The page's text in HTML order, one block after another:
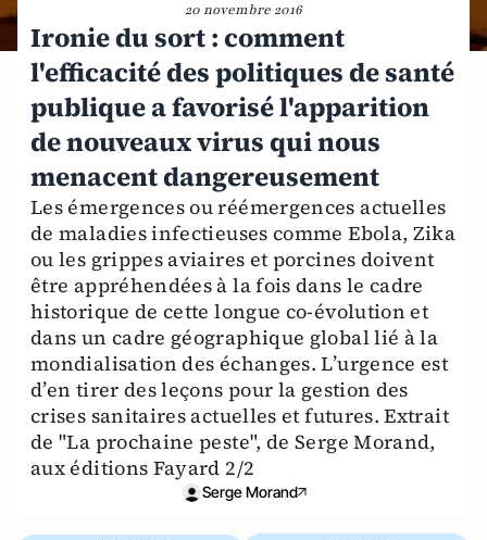
20 novembre 2016
Ironie du sort : comment
l'efficacité des politiques de santé
publique a favorisé l'apparition
de nouveaux virus qui nous
menacent dangereusement
Les émergences ou réémergences actuelles
de maladies infectieuses comme Ebola, Zika
ou les grippes aviaires et porcines doivent
être appréhendées à la fois dans le cadre
historique de cette longue co-évolution et
dans un cadre géographique global lié à la
mondialisation des échanges. L’urgence est
d’en tirer des leçons pour la gestion des
crises sanitaires actuelles et futures. Extrait
de "La prochaine peste", de Serge Morand,
aux éditions Fayard 2/2
Serge Morand